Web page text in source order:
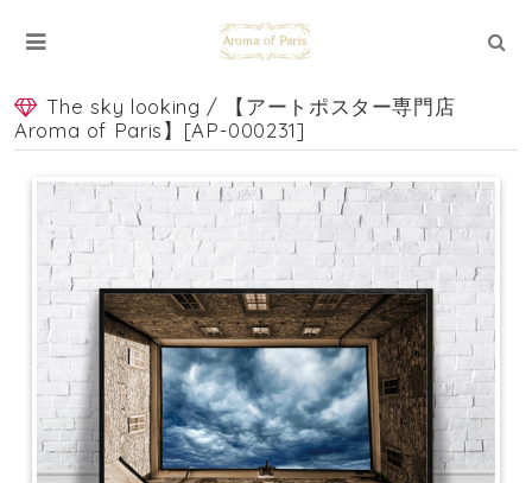
The sky looking / 【アートポスター専門店
Aroma of Paris】[AP-000231]